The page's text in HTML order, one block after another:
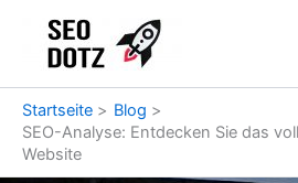
springen
Startseite
Blog
SEO-Analyse: Entdecken Sie das
Website